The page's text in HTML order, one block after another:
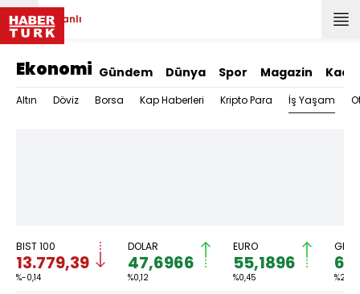
Canlı
Ekonomi Gündem Dünya Spor Magazin
Altın Döviz Borsa Kap Haberleri Kripto Para İş Yaşam
BIST 100
13.779,39
%-0,14
DOLAR
47,6966
%0,12
EURO
55,1896
%0,45 %2,59